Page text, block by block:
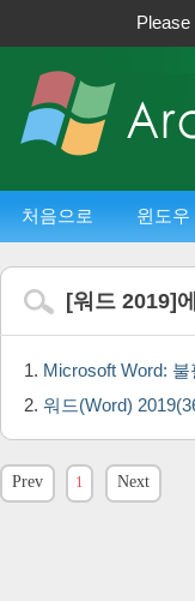
처음으로 윈도우
[워드 2019]
Microsoft Word:
워드(Word)
Prev 1 Next